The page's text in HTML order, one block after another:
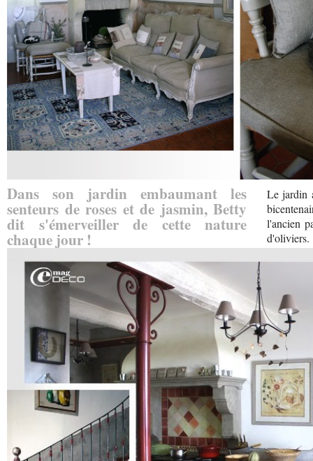
Dans son jardin embaumant les
senteurs de roses et de jasmin, Betty
dit s'émerveiller de cette nature
chaque jour !
Le jardin
l'ancien
d'oliviers.